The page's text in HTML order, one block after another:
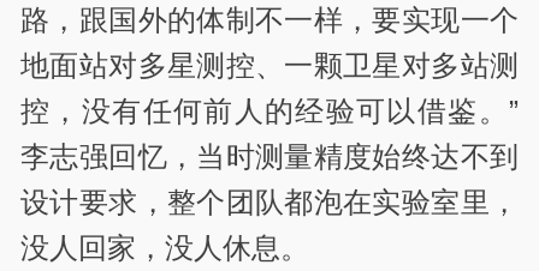
路，跟国外的体制不一样，要实现一个
地面站对多星测控、一颗卫星对多站测
控，没有任何前人的经验可以借鉴。”
李志强回忆，当时测量精度始终达不到
设计要求，整个团队都泡在实验室里，
没人回家，没人休息。